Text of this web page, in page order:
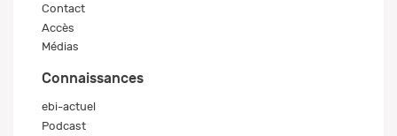
Contact
Accès
Médias
Connaissances
ebi-actuel
Podcast